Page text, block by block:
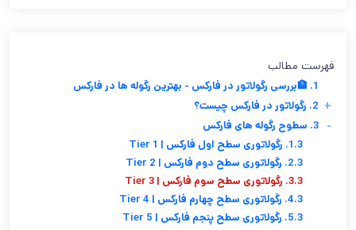
فهرست مطالب
1. 🏦بررسی رگولاتور در فارکس - بهترین رگوله ها در فارکس
2. رگولاتور در فارکس چیست؟ +
3. سطوح رگوله های فارکس -
1.3. رگولاتوری سطح اول فارکس | Tier 1
2.3. رگولاتوری سطح دوم فارکس | Tier 2
3.3. رگولاتوری سطح سوم فارکس | Tier 3
4.3. رگولاتوری سطح چهارم فارکس | Tier 4
5.3. رگولاتوری سطح پنجم فارکس | Tier 5